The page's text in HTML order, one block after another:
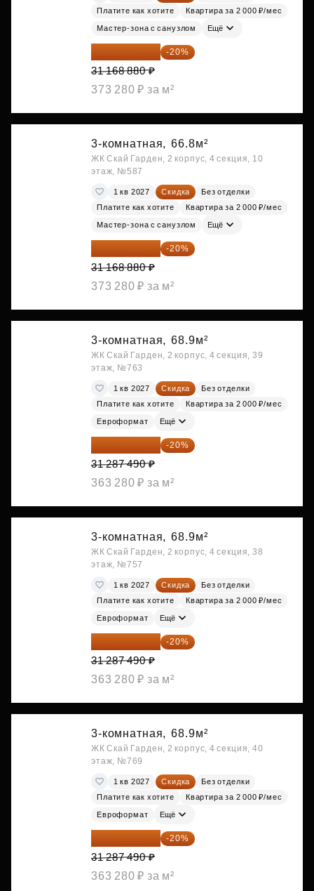
Платите как хотите
Квартира за 2 000 ₽/мес
Мастер-зона с санузлом Ещё
24 935 104 ₽ -20%
31 168 880 ₽
373 280 ₽ за м²
3-комнатная, 66.8м²
ЖК Скай Гарден, 2 корпус, 4 секция, 10
этаж, №587
1 кв 2027 Скидка
Без отделки
Платите как хотите
Квартира за 2 000 ₽/мес
Мастер-зона с санузлом Ещё
24 935 104 ₽ -20%
31 168 880 ₽
373 280 ₽ за м²
3-комнатная, 68.9м²
ЖК Скай Гарден, 2 корпус, 4 секция, 39
этаж, №763
1 кв 2027 Скидка
Без отделки
Платите как хотите
Квартира за 2 000 ₽/мес
Евроформат Ещё
25 029 992 ₽ -20%
31 287 490 ₽
363 280 ₽ за м²
3-комнатная, 68.9м²
ЖК Скай Гарден, 2 корпус, 4 секция, 38
этаж, №757
1 кв 2027 Скидка
Без отделки
Платите как хотите
Квартира за 2 000 ₽/мес
Евроформат Ещё
25 029 992 ₽ -20%
31 287 490 ₽
363 280 ₽ за м²
3-комнатная, 68.9м²
ЖК Скай Гарден, 2 корпус, 4 секция, 40
этаж, №769
1 кв 2027 Скидка
Без отделки
Платите как хотите
Квартира за 2 000 ₽/мес
Евроформат Ещё
25 029 992 ₽ -20%
31 287 490 ₽
363 280 ₽ за м²